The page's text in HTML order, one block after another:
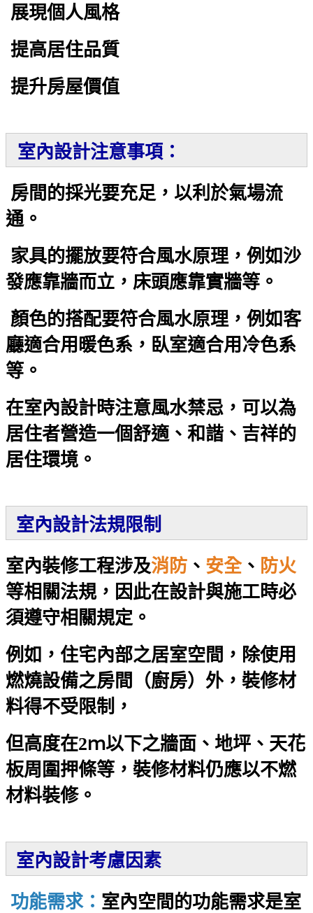
展現個人風格
提高居住品質
提升房屋價值
室內設計注意事項：
房間的採光要充足，以利於氣場流
通。
家具的擺放要符合風水原理，例如沙
發應靠牆而立，床頭應靠實牆等。
顏色的搭配要符合風水原理，例如客
廳適合用暖色系，臥室適合用冷色系
等。
在室內設計時注意風水禁忌，可以為
居住者營造一個舒適、和諧、吉祥的
居住環境。
室內設計法規限制
室內裝修工程涉及消防 、 安全、 防火
等相關法規，因此在設計與施工時必
須遵守相關規定。
例如，住宅內部之居室空間，除使用
燃燒設備之房間（廚房）外，裝修材
料得不受限制，
但高度在2ｍ以下之牆面、地坪、天花
板周圍押條等，裝修材料仍應以不燃
材料裝修。
室內設計考慮因素
功能需求： 室內空間的功能需求是室